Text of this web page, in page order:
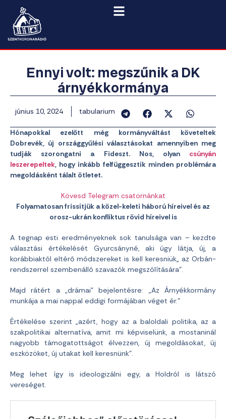
Ennyi volt: megszűnik a DK
árnyékkormánya
június 10, 2024 tabularium
Hónapokkal ezelőtt még kormányváltást követeltek
Dobrevék, új országgyűlési választásokat amennyiben meg
tudják szorongatni a Fideszt. Nos, olyan csúnyán
leszerepeltek, hogy inkább felfüggesztik minden problémára
megoldásként tálalt ötletet.
Kövesd Telegram csatornánkat
Folyamatosan frissítjük a közel-keleti háború híreivel és az
orosz-ukrán konfliktus rövid híreivel is
A tegnap esti eredményeknek sok tanulsága van – kezdte
választási értékelését Gyurcsányné, aki úgy látja, új, a
korábbiaktól eltérő módszereket is kell keresniük„ az Orbán-
rendszerrel szembenálló szavazók megszólítására”.
Majd rátért a „drámai” bejelentésre: „Az Árnyékkormány
munkája a mai nappal eddigi formájában véget ér.”
Értékelése szerint „azért, hogy az a baloldali politika, az a
szakpolitikai alternatíva, amit mi képviselünk, a mostaninál
nagyobb támogatottságot élvezzen, új megoldásokat, új
eszközöket, új utakat kell keresnünk”.
Meg lehet így is ideologizálni egy, a Holdról is látszó
vereséget.